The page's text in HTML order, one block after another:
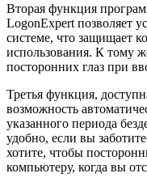
Вторая функция
LogonExpert позволяет
системе, что защищает
использования. К тому
посторонних глаз при
Третья функция,
возможность
указанного периода
удобно, если вы
хотите, чтобы
компьютеру, когда вы